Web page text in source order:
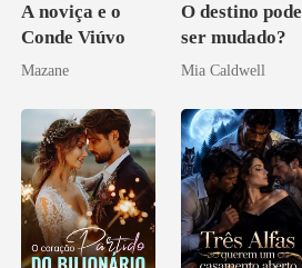
A noviça e o
Conde Viúvo
Mazane
O destino pode
ser mudado?
Mia Caldwell